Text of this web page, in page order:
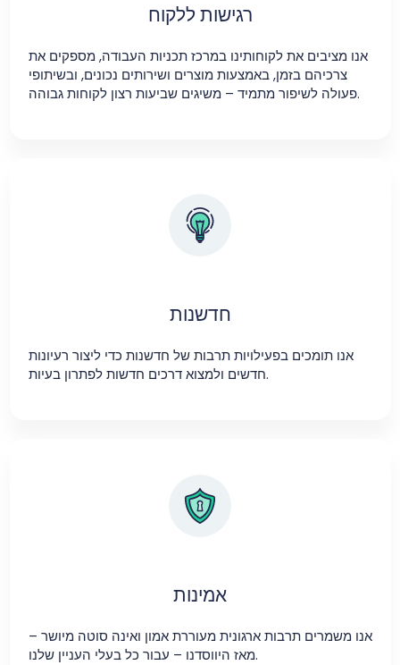
רגישות ללקוח
אנו מציבים את לקוחותינו במרכז תכניות העבודה, מספקים את
צרכיהם בזמן, באמצעות מוצרים ושירותים נכונים, ובשיתופי
פעולה לשיפור מתמיד – משיגים שביעות רצון לקוחות גבוהה.
חדשנות
אנו תומכים בפעילויות תרבות של חדשנות כדי ליצור רעיונות
חדשים ולמצוא דרכים חדשות לפתרון בעיות.
אמינות
אנו משמרים תרבות ארגונית מעוררת אמון ואינה סוטה מיושר –
מאז היווסדנו – עבור כל בעלי העניין שלנו.